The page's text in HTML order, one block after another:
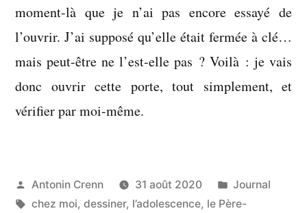
moment-là que je n’ai pas encore essayé de
l’ouvrir. J’ai supposé qu’elle était fermée à clé…
mais peut-être ne l’est-elle pas ? Voilà : je vais
donc ouvrir cette porte, tout simplement, et
vérifier par moi-même.
Publié
par
Antonin Crenn 31 août 2020
Publié
dans
Journal
Étiquettes :
chez moi, dessiner, l’adolescence, le Père-